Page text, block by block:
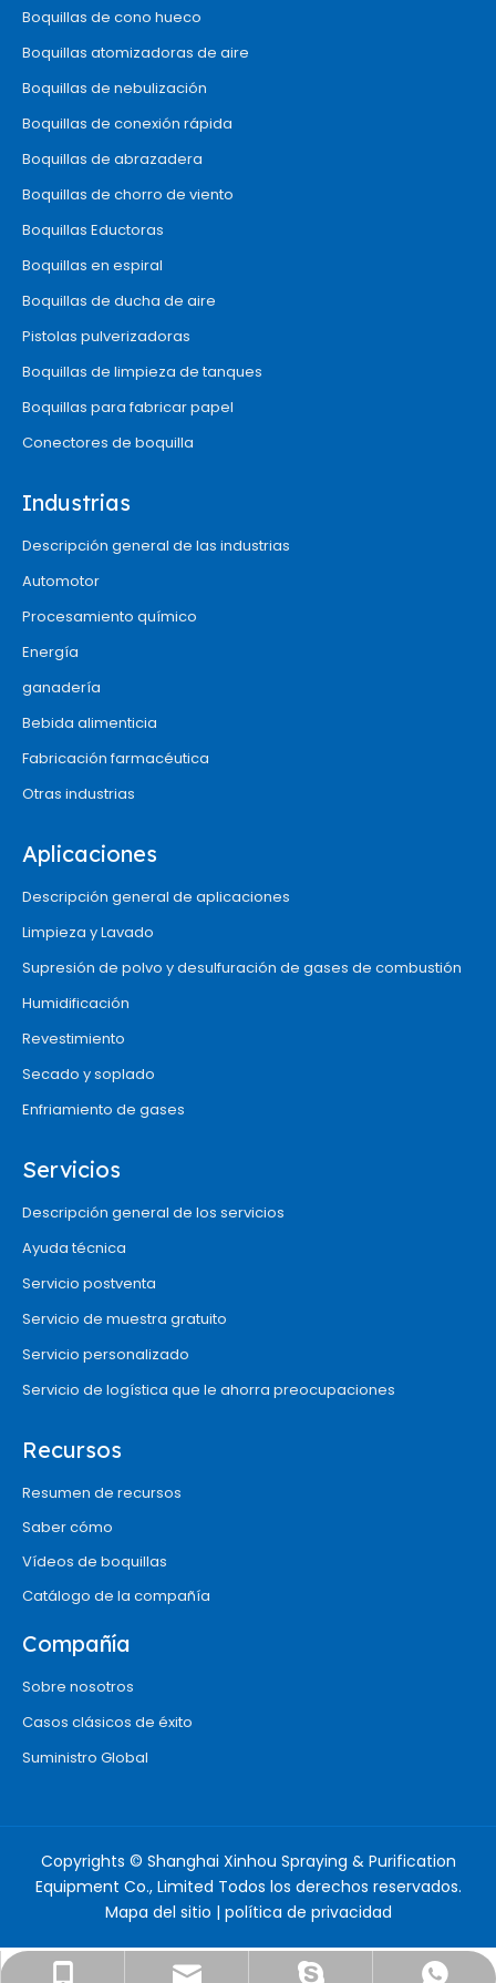
info@chinaxinhounozzle.com
+8618917527415
Boquillas de cono hueco
Boquillas atomizadoras de aire
Boquillas de nebulización
Boquillas de conexión rápida
Boquillas de abrazadera
Boquillas de chorro de viento
Boquillas Eductoras
Boquillas en espiral
Boquillas de ducha de aire
Pistolas pulverizadoras
Boquillas de limpieza de tanques
Boquillas para fabricar papel
Conectores de boquilla
Industrias
Descripción general de las industrias
Automotor
Procesamiento químico
Energía
ganadería
Bebida alimenticia
Fabricación farmacéutica
Otras industrias
Aplicaciones
Descripción general de aplicaciones
Limpieza y Lavado
Supresión de polvo y desulfuración de gases de combustión
Humidificación
Revestimiento
Secado y soplado
Enfriamiento de gases
Servicios
Descripción general de los servicios
Ayuda técnica
Servicio postventa
Servicio de muestra gratuito
Servicio personalizado
Servicio de logística que le ahorra preocupaciones
Recursos
Resumen de recursos
Saber cómo
Vídeos de boquillas
Catálogo de la compañía
Compañía
Sobre nosotros
Casos clásicos de éxito
Suministro Global
Copyrights © Shanghai Xinhou Spraying & Purification
Equipment Co., Limited Todos los derechos reservados.
Mapa del sitio | política de privacidad